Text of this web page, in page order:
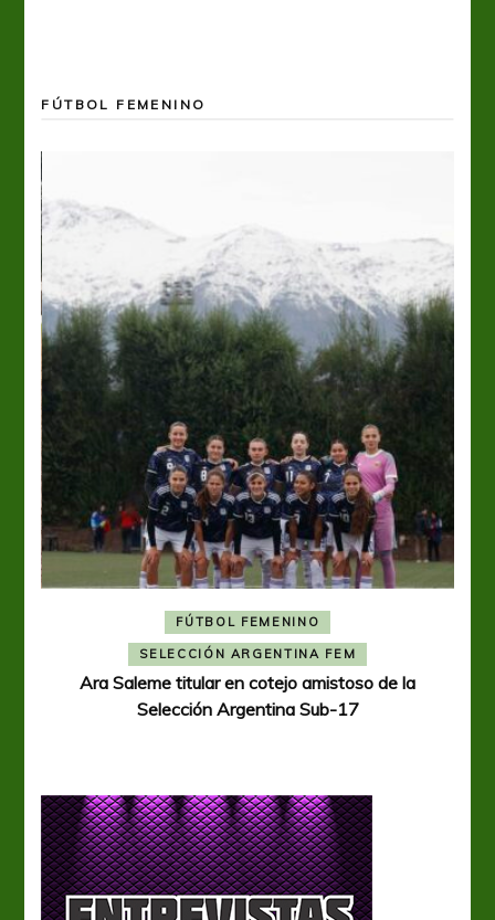
FÚTBOL FEMENINO
FÚTBOL FEMENINO
SELECCIÓN ARGENTINA FEM
Ara Saleme titular en cotejo amistoso de la
Selección Argentina Sub-17